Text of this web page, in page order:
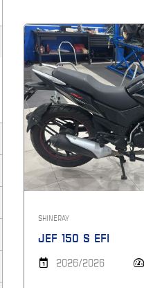
SHINERAY
JEF 150 S EFI
2026/2026